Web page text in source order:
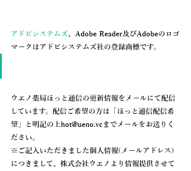
アドビシステムズ、Adobe Reader及びAdobeのロゴ
マークはアドビシステムズ社の登録商標です。
ウエノ薬局ほっと通信の更新情報をメールにて配信
しています。配信ご希望の方は「 ほっと通信配信希
望 」と明記の上hot@ueno.vcまでメールをお送りく
ださい。
※ご記入いただきました個人情報(メールアドレス)
につきまして、株式会社ウエノより情報提供させて